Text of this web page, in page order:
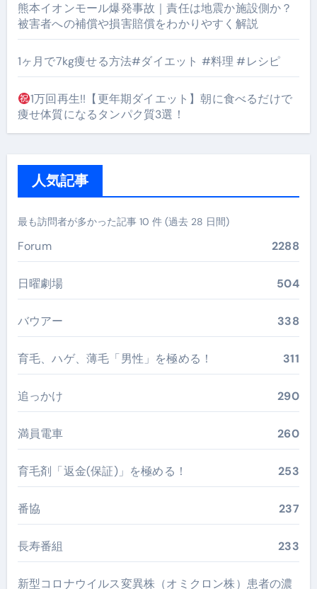
熊本イオンモール爆発事故｜責任は地震か施設側か？
被害者への補償や損害賠償をわかりやすく解説
1ヶ月で7kg痩せる方法#ダイエット #料理 #レシピ
1万回再生!!【更年期ダイエット】朝に食べるだけで
痩せ体質になるタンパク質3選！
人気記事
最も訪問者が多かった記事 10 件 (過去 28 日間)
Forum 2288
日曜劇場 504
バウアー 338
育毛、ハゲ、薄毛「男性」を極める！ 311
追っかけ 290
満員電車 260
育毛剤「返金(保証)」を極める！ 253
番協 237
長寿番組 233
新型コロナウイルス変異株（オミクロン株）患者の濃